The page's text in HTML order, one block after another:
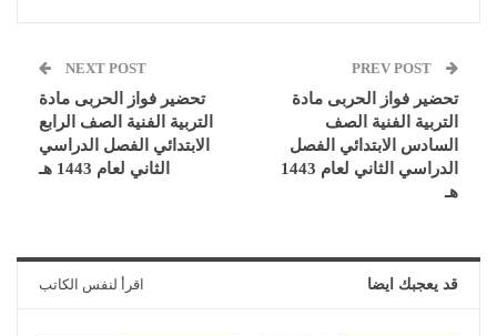
تحضير فواز الحربى مادة
التربية الفنية الصف
السادس الابتدائي الفصل
الدراسي الثاني لعام 1443
هـ
NEXT POST
تحضير فواز الحربى مادة
التربية الفنية الصف الرابع
الابتدائي الفصل الدراسي
الثاني لعام 1443 هـ
قد يعجبك ايضا اقرأ لنفس الكاتب